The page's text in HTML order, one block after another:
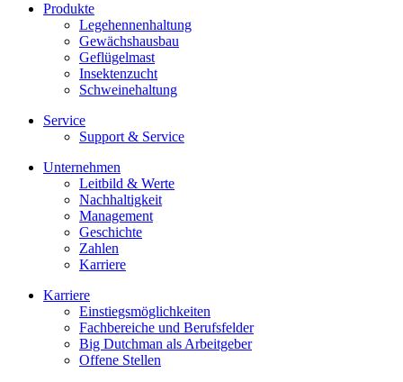
Produkte
Legehennenhaltung
Gewächshausbau
Geflügelmast
Insektenzucht
Schweinehaltung
Service
Support & Service
Unternehmen
Leitbild & Werte
Nachhaltigkeit
Management
Geschichte
Zahlen
Karriere
Karriere
Einstiegsmöglichkeiten
Fachbereiche und Berufsfelder
Big Dutchman als Arbeitgeber
Offene Stellen